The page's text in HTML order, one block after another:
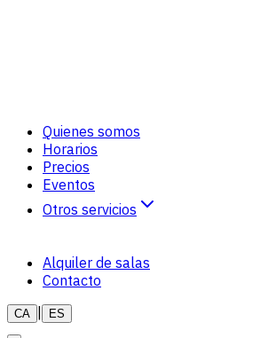
Cuidado personal *
Quienes somos
Horarios
Precios
Eventos
Otros servicios
Terapias
Alquiler de salas
Contacto
CA ES